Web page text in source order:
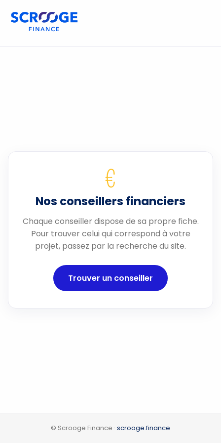
€
Nos conseillers financiers
Chaque conseiller dispose de sa propre fiche.
Pour trouver celui qui correspond à votre
projet, passez par la recherche du site.
Trouver un conseiller
© Scrooge Finance · scrooge.finance